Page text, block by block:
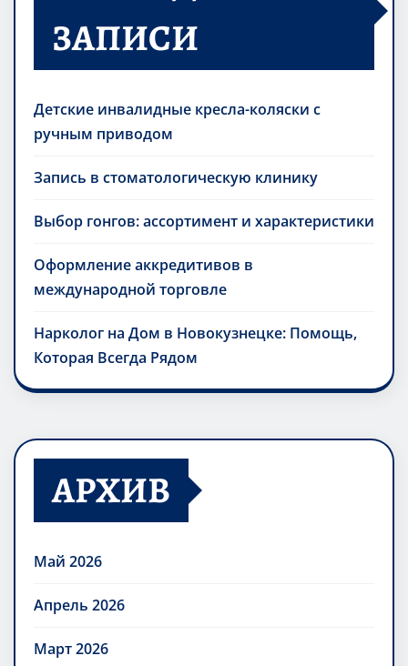
ЗАПИСИ
Детские инвалидные кресла-коляски с
ручным приводом
Запись в стоматологическую клинику
Выбор гонгов: ассортимент и характеристики
Оформление аккредитивов в
международной торговле
Нарколог на Дом в Новокузнецке: Помощь,
Которая Всегда Рядом
АРХИВ
Май 2026
Апрель 2026
Март 2026